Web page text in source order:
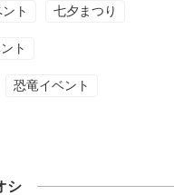
ト 七夕まつり
ト
恐竜イベント
シ